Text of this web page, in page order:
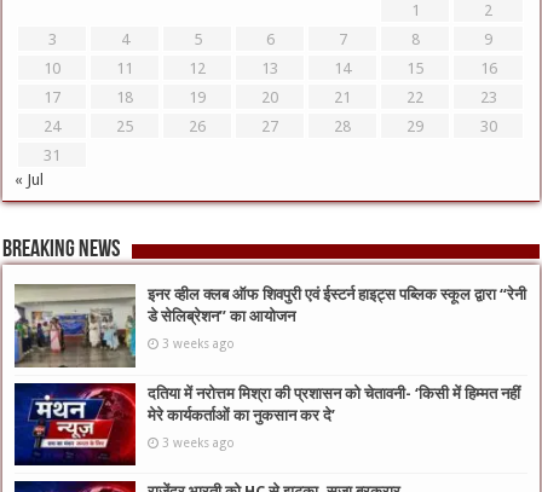
1
2
3
4 5 6 7 8
9
10
11 12 13 14 15
16
17
18 19 20 21 22
23
24
25 26 27 28 29
30
31
« Jul
Breaking News
इनर व्हील क्लब ऑफ शिवपुरी एवं ईस्टर्न हाइट्स पब्लिक स्कूल द्वारा “रेनी
डे सेलिब्रेशन” का आयोजन
3 weeks ago
दतिया में नरोत्तम मिश्रा की प्रशासन को चेतावनी- ‘किसी में हिम्मत नहीं
मेरे कार्यकर्ताओं का नुकसान कर दे’
3 weeks ago